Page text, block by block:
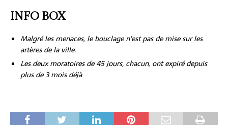
INFO BOX
Malgré les menaces, le bouclage n’est pas de mise sur les
artères de la ville.
Les deux moratoires de 45 jours, chacun, ont expiré depuis
plus de 3 mois déjà